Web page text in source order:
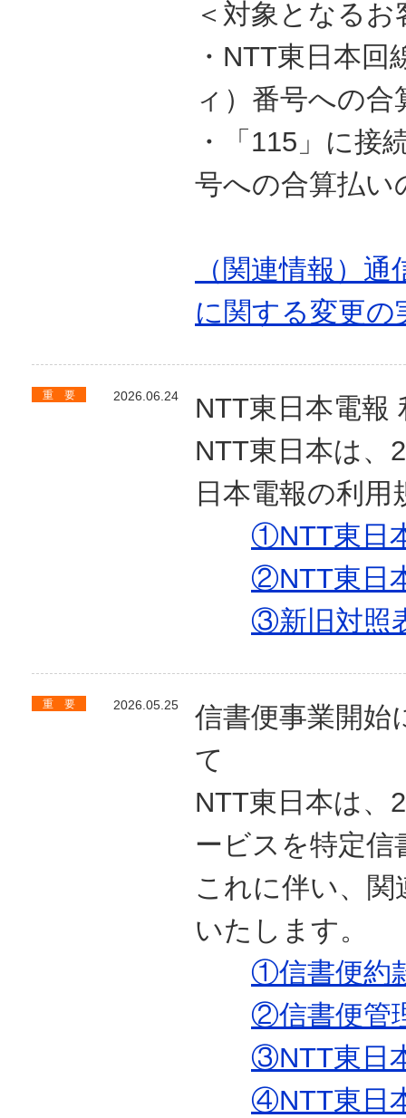
＜対象となるお
・NTT東日本
ィ）番号への
・「115」に接
号への合算払い
（関連情報）
に関する変更
重 要 2026.06.24
NTT東日本電報
NTT東日本は、
日本電報の利
①NTT東日
②NTT東日
③新旧対照
重 要 2026.05.25
信書便事業開始
て
NTT東日本は、
ービスを特定
これに伴い、
いたします。
①信書便約
②信書便管
③NTT東日
④NTT東日